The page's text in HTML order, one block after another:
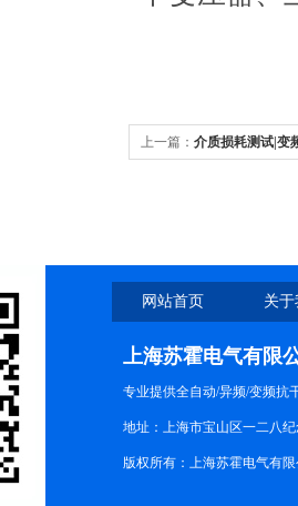
上一篇： 介质损耗测试|变
网站首页 关
上海苏霍电气有限
专业提供全自动/异频/变频抗
地址：上海市宝山区一二八纪
版权所有：上海苏霍电气有